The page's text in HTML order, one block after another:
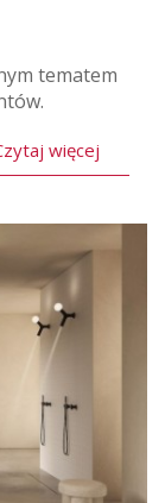
tematem
więcej